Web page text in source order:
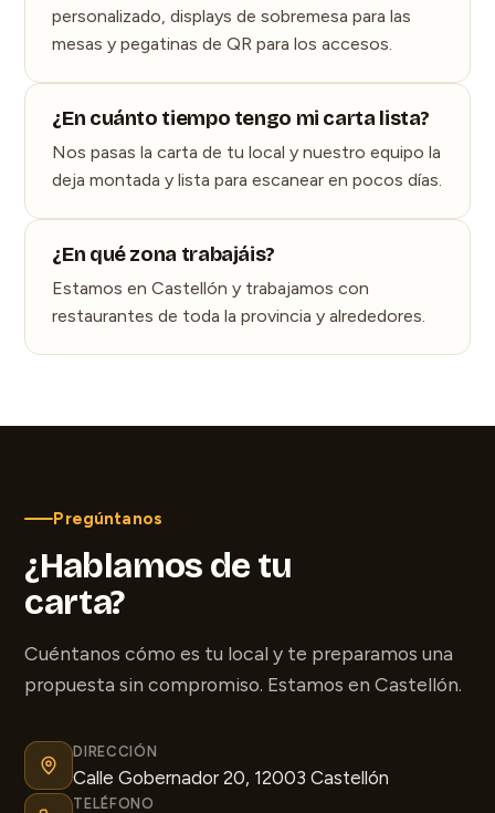
personalizado, displays de sobremesa para las
mesas y pegatinas de QR para los accesos.
¿En cuánto tiempo tengo mi carta lista?
Nos pasas la carta de tu local y nuestro equipo la
deja montada y lista para escanear en pocos días.
¿En qué zona trabajáis?
Estamos en Castellón y trabajamos con
restaurantes de toda la provincia y alrededores.
Pregúntanos
¿Hablamos de tu
carta?
Cuéntanos cómo es tu local y te preparamos una
propuesta sin compromiso. Estamos en Castellón.
DIRECCIÓN
Calle Gobernador 20, 12003 Castellón
TELÉFONO